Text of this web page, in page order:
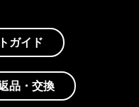
ガイド
品・交換